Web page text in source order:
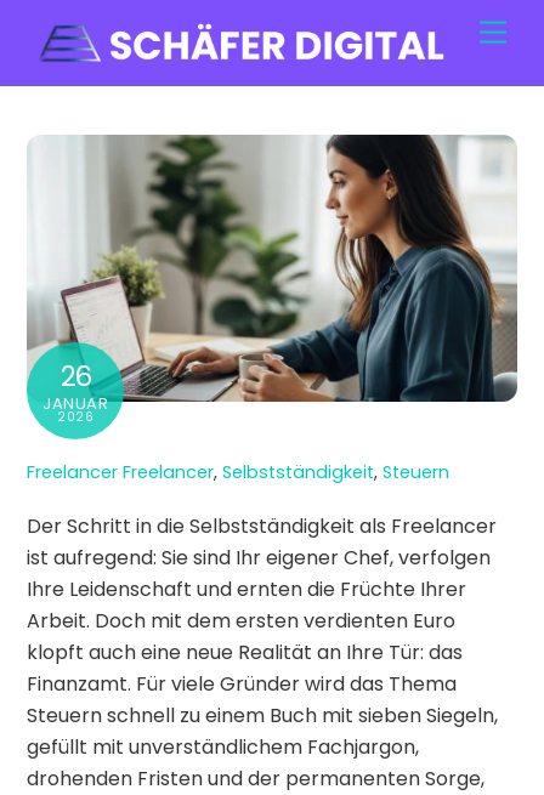
26
JANUAR
2026
Freelancer Freelancer,Selbstständigkeit,Steuern
Der Schritt in die Selbstständigkeit als Freelancer
ist aufregend: Sie sind Ihr eigener Chef, verfolgen
Ihre Leidenschaft und ernten die Früchte Ihrer
Arbeit. Doch mit dem ersten verdienten Euro
klopft auch eine neue Realität an Ihre Tür: das
Finanzamt. Für viele Gründer wird das Thema
Steuern schnell zu einem Buch mit sieben Siegeln,
gefüllt mit unverständlichem Fachjargon,
drohenden Fristen und der permanenten Sorge,